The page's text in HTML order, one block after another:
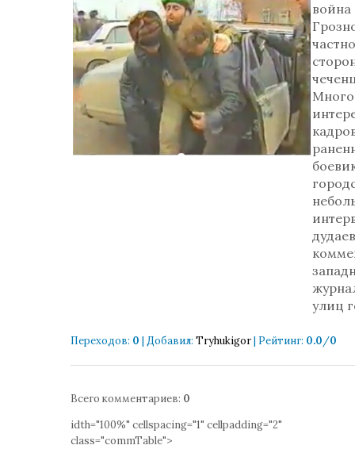
Много
улиц
Переходов: 0 | Добавил: Tryhukigor| Рейтинг: 0.0/0
Всего комментариев: 0
idth="100%" cellspacing="1" cellpadding="2"
class="commTable">